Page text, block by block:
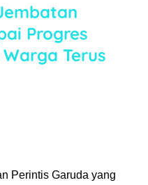
Progres
Terus
Perintis Garuda yang